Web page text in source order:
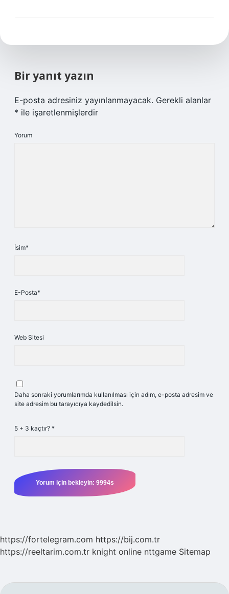
Bir yanıt yazın
E-posta adresiniz yayınlanmayacak. Gerekli alanlar
* ile işaretlenmişlerdir
Yorum
İsim*
E-Posta*
Web Sitesi
Daha sonraki yorumlarımda kullanılması için adım, e-posta adresim ve
site adresim bu tarayıcıya kaydedilsin.
5 + 3 kaçtır? *
https://fortelegram.com https://bij.com.tr
https://reeltarim.com.tr knight online nttgame Sitemap